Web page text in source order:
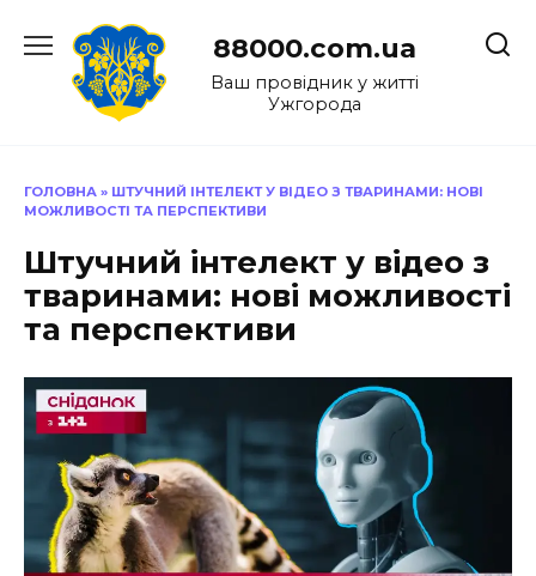
до
88000.com.ua
Ваш провідник у житті
Ужгорода
ГОЛОВНА » ШТУЧНИЙ ІНТЕЛЕКТ У ВІДЕО З ТВАРИНАМИ: НОВІ
МОЖЛИВОСТІ ТА ПЕРСПЕКТИВИ
Штучний інтелект у відео з
тваринами: нові можливості
та перспективи